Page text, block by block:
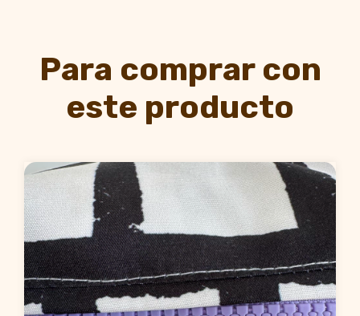
Para comprar con
este producto